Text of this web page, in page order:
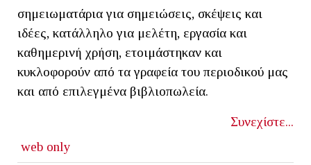
σημειωματάρια για σημειώσεις, σκέψεις και
ιδέες, κατάλληλο για μελέτη, εργασία και
καθημερινή χρήση, ετοιμάστηκαν και
κυκλοφορούν από τα γραφεία του περιοδικού μας
και από επιλεγμένα βιβλιοπωλεία.
Συνεχίστε...
web only